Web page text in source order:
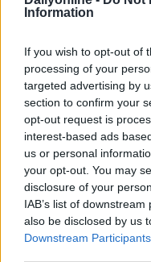
Information
If you wish to opt-out of
processing of your
targeted advertising by
section to confirm your
opt-out request is
interest-based ads
us or personal
your opt-out. You may
disclosure of your
IAB’s list of
also be disclosed by us
Downstream Participants
Altri articoli